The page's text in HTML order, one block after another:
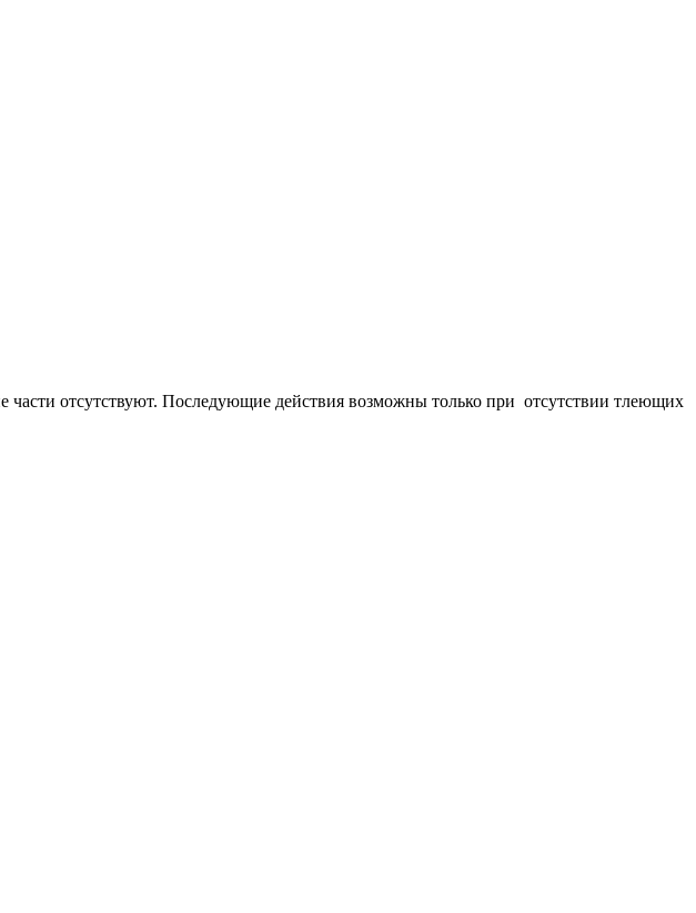
части отсутствуют. Последующие действия возможны только при отсутствии тлеющих